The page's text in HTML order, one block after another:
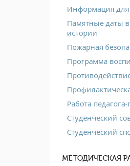
Информация для
Памятные даты
истории
Пожарная
Программа
Работа
Студенческий
Студенческий
МЕТОДИЧЕСКАЯ